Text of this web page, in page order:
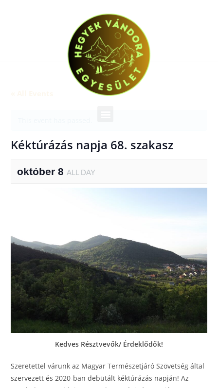
Kéktúrázás napja 68. szakasz
október 8ALL DAY
Kedves Résztvevők/ Érdeklődők!
Szeretettel várunk az Magyar Természetjáró Szövetség által
szervezett és 2020-ban debütált kéktúrázás napján! Az